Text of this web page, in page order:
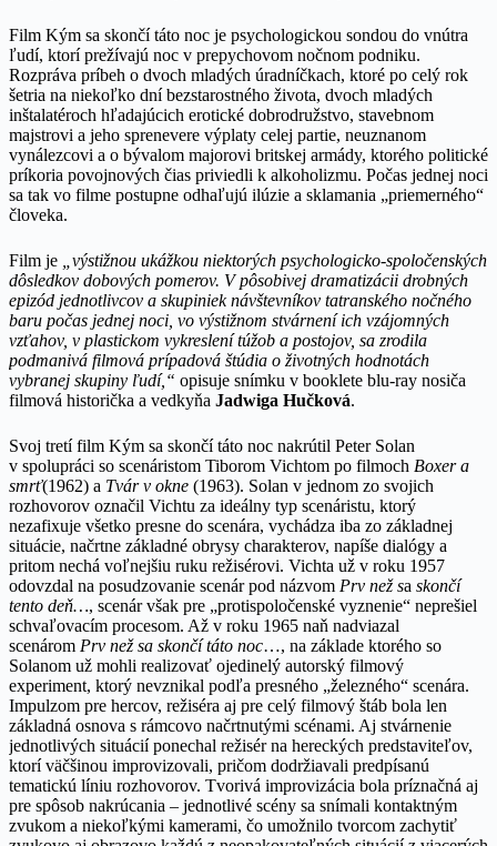
Film Kým sa skončí táto noc je psychologickou sondou do vnútra
ľudí, ktorí prežívajú noc v prepychovom nočnom podniku.
Rozpráva príbeh o dvoch mladých úradníčkach, ktoré po celý rok
šetria na niekoľko dní bezstarostného života, dvoch mladých
inštalatéroch hľadajúcich erotické dobrodružstvo, stavebnom
majstrovi a jeho sprenevere výplaty celej partie, neuznanom
vynálezcovi a o bývalom majorovi britskej armády, ktorého politické
príkoria povojnových čias priviedli k alkoholizmu. Počas jednej noci
sa tak vo filme postupne odhaľujú ilúzie a sklamania „priemerného“
človeka.
Film je
„výstižnou ukážkou niektorých psychologicko-spoločenských
dôsledkov dobových pomerov. V pôsobivej dramatizácii drobných
epizód jednotlivcov a skupiniek návštevníkov tatranského nočného
baru počas jednej noci, vo výstižnom stvárnení ich vzájomných
vzťahov, v plastickom vykreslení túžob a postojov, sa zrodila
podmanivá filmová prípadová štúdia o životných hodnotách
vybranej skupiny ľudí,“ opisuje snímku v booklete blu-ray nosiča
filmová historička a vedkyňa Jadwiga Hučková.
Svoj tretí film Kým sa skončí táto noc nakrútil Peter Solan
v spolupráci so scenáristom Tiborom Vichtom po filmoch Boxer a
smrť(1962) a Tvár v okne (1963). Solan v jednom zo svojich
rozhovorov označil Vichtu za ideálny typ scenáristu, ktorý
nezafixuje všetko presne do scenára, vychádza iba zo základnej
situácie, načrtne základné obrysy charakterov, napíše dialógy a
pritom nechá voľnejšiu ruku režisérovi. Vichta už v roku 1957
odovzdal na posudzovanie scenár pod názvom Prv než sa skončí
tento deň…, scenár však pre „protispoločenské vyznenie“ neprešiel
schvaľovacím procesom. Až v roku 1965 naň nadviazal
scenárom Prv než sa skončí táto noc…, na základe ktorého so
Solanom už mohli realizovať ojedinelý autorský filmový
experiment, ktorý nevznikal podľa presného „železného“ scenára.
Impulzom pre hercov, režiséra aj pre celý filmový štáb bola len
základná osnova s rámcovo načrtnutými scénami. Aj stvárnenie
jednotlivých situácií ponechal režisér na hereckých predstaviteľov,
ktorí väčšinou improvizovali, pričom dodržiavali predpísanú
tematickú líniu rozhovorov. Tvorivá improvizácia bola príznačná aj
pre spôsob nakrúcania – jednotlivé scény sa snímali kontaktným
zvukom a niekoľkými kamerami, čo umožnilo tvorcom zachytiť